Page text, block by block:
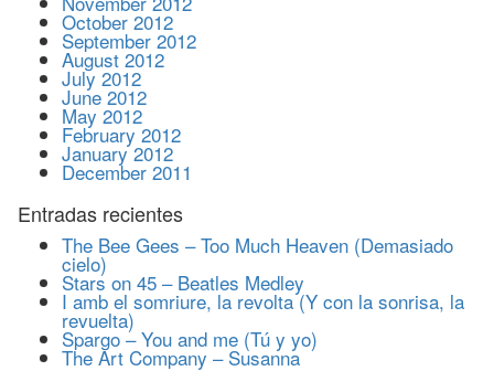
October 2012
September 2012
August 2012
July 2012
June 2012
May 2012
February 2012
January 2012
December 2011
Entradas recientes
The Bee Gees – Too Much Heaven (Demasiado
cielo)
Stars on 45 – Beatles Medley
I amb el somriure, la revolta (Y con la sonrisa, la
revuelta)
Spargo – You and me (Tú y yo)
The Art Company – Susanna